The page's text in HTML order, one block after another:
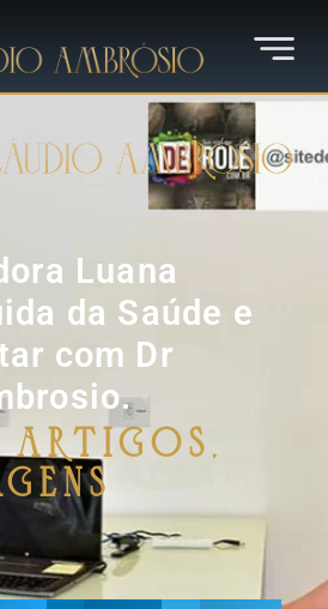
Luana
da Saúde e
com Dr
Artigos,